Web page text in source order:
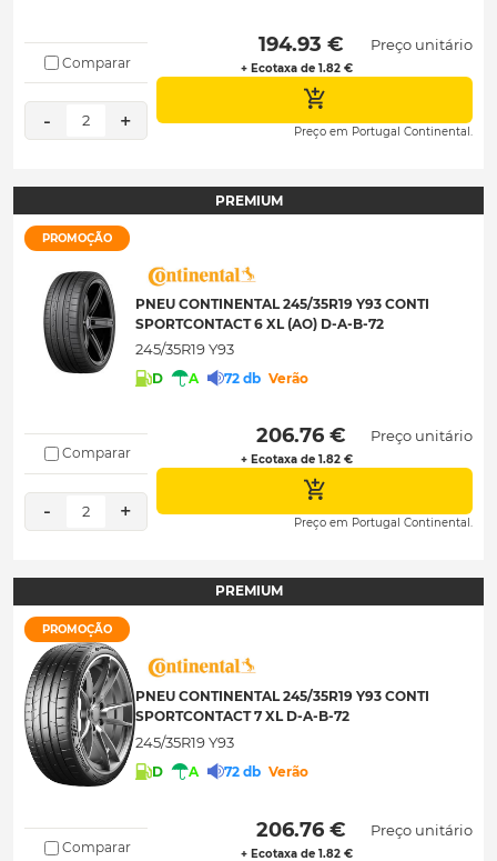
Comparar
- 2 +
194.93 €
+ Ecotaxa de 1.82 €
Preço unitário
Preço em Portugal Continental.
PREMIUM
PROMOÇÃO
PNEU CONTINENTAL 245/35R19 Y93 CONTI
SPORTCONTACT 6 XL (AO) D-A-B-72
245/35R19 Y93
D A 72 db Verão
Comparar
- 2 +
206.76 €
+ Ecotaxa de 1.82 €
Preço unitário
Preço em Portugal Continental.
PREMIUM
PROMOÇÃO
PNEU CONTINENTAL 245/35R19 Y93 CONTI
SPORTCONTACT 7 XL D-A-B-72
245/35R19 Y93
D A 72 db Verão
Comparar
206.76 €
+ Ecotaxa de 1.82 €
Preço unitário